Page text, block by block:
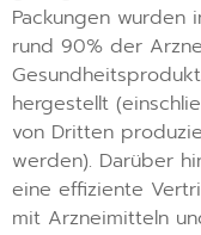
Packungen wurden
rund 90% der
hergestellt
von Dritten
werden). Darüber
eine effiziente
mit Arzneimitteln